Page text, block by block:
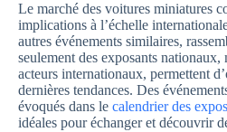
Le marché des voitures miniatures
implications à l’échelle
autres événements similaires,
seulement des exposants nationaux,
acteurs internationaux, permettent
dernières tendances. Des
évoqués dans le calendrier des expos
idéales pour échanger et découvrir